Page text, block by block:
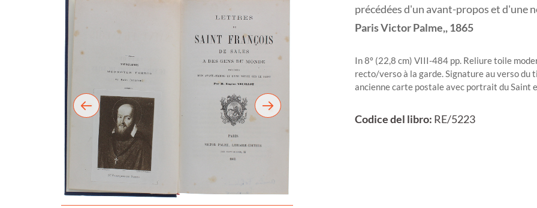
précédées d'un avant-propos et d'une
ParisVictor Palme,,1865
In 8º (22,8 cm) VIII-484 pp. Reliure toile
recto/verso à la garde. Signature au verso
ancienne carte postale avec portrait du Saint
Codice del libro: RE/5223